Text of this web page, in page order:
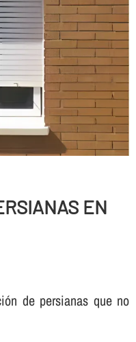
EN
de persianas que no